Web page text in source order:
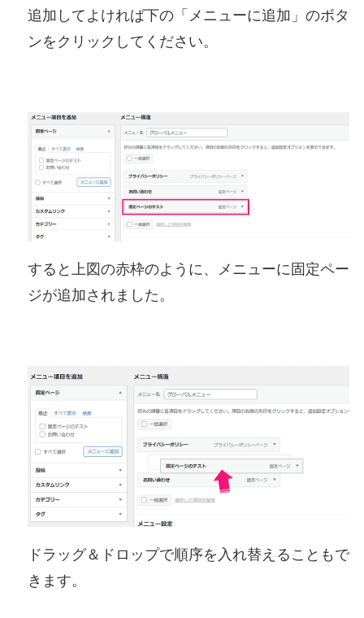
追加してよければ下の「メニューに追加」のボタ
ンをクリックしてください。
すると上図の赤枠のように、メニューに固定ペー
ジが追加されました。
ドラッグ＆ドロップで順序を入れ替えることもで
きます。